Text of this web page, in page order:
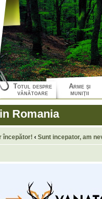
Totul despre
vânătoare
Arme şi
muniţii
Romania
începător! ‹ Sunt incepator, am